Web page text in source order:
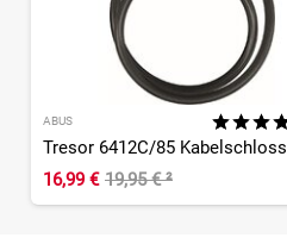
ABUS
Tresor 6412C/85 Kabelschloss
16,99 € 19,95 €²